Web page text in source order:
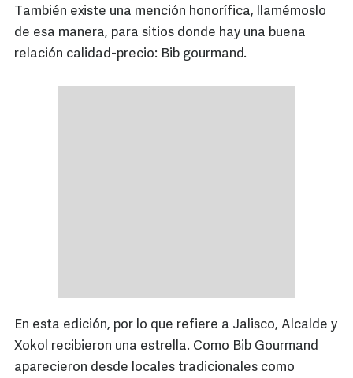
También existe una mención honorífica, llamémoslo
de esa manera, para sitios donde hay una buena
relación calidad-precio: Bib gourmand.
En esta edición, por lo que refiere a Jalisco, Alcalde y
Xokol recibieron una estrella. Como Bib Gourmand
aparecieron desde locales tradicionales como